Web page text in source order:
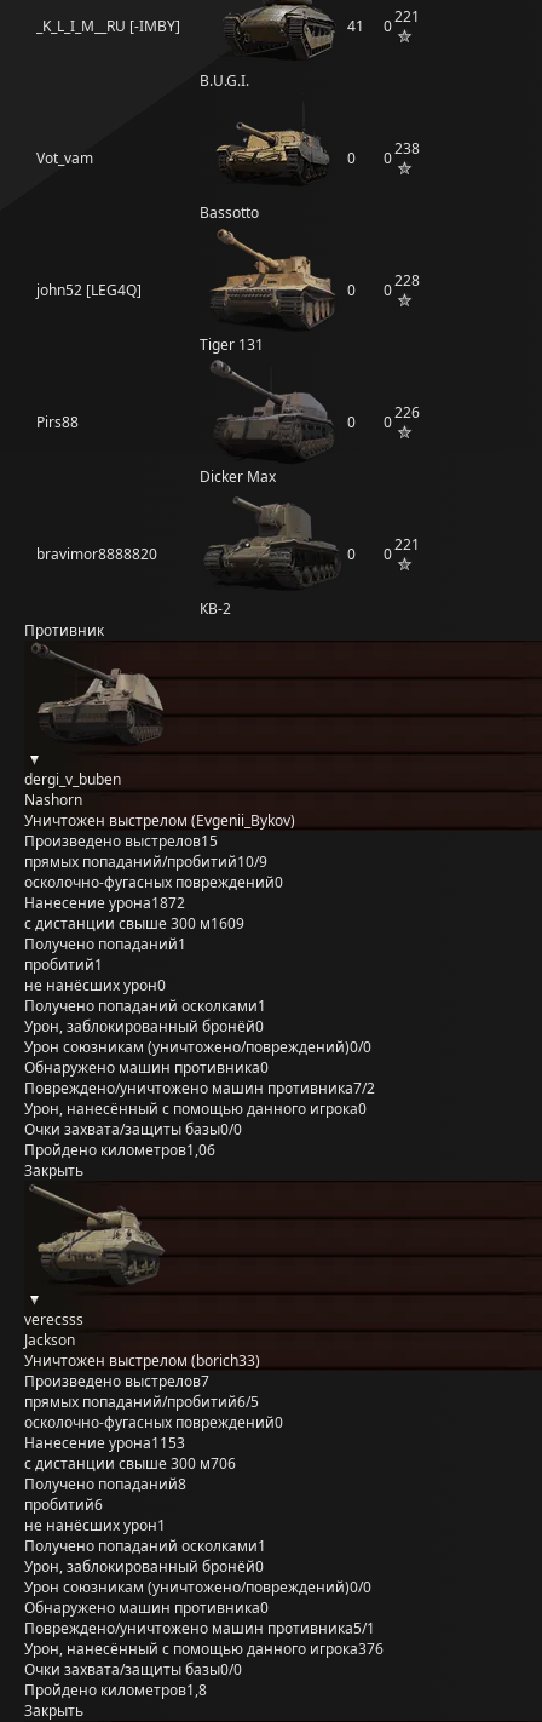
_K_L_I_M__RU [-IMBY]
B.U.G.I.
41 0221
Vot_vam
Bassotto
0 0238
john52 [LEG4Q]
Tiger 131
0 0228
Pirs88
Dicker Max
0 0226
bravimor8888820
КВ-2
0 0221
Противник
dergi_v_buben
Nashorn
Уничтожен выстрелом (Evgenii_Bykov)
Произведено выстрелов15
прямых попаданий/пробитий10/9
осколочно-фугасных повреждений0
Нанесение урона1872
с дистанции свыше 300 м1609
Получено попаданий1
пробитий1
не нанёсших урон0
Получено попаданий осколками1
Урон, заблокированный бронёй0
Урон союзникам (уничтожено/повреждений)0/0
Обнаружено машин противника0
Повреждено/уничтожено машин противника7/2
Урон, нанесённый с помощью данного игрока0
Очки захвата/защиты базы0/0
Пройдено километров1,06
Закрыть
verecsss
Jackson
Уничтожен выстрелом (borich33)
Произведено выстрелов7
прямых попаданий/пробитий6/5
осколочно-фугасных повреждений0
Нанесение урона1153
с дистанции свыше 300 м706
Получено попаданий8
пробитий6
не нанёсших урон1
Получено попаданий осколками1
Урон, заблокированный бронёй0
Урон союзникам (уничтожено/повреждений)0/0
Обнаружено машин противника0
Повреждено/уничтожено машин противника5/1
Урон, нанесённый с помощью данного игрока376
Очки захвата/защиты базы0/0
Пройдено километров1,8
Закрыть